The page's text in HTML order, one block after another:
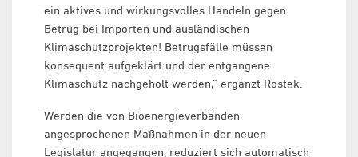
ein aktives und wirkungsvolles Handeln gegen
Betrug bei Importen und ausländischen
Klimaschutzprojekten! Betrugsfälle müssen
konsequent aufgeklärt und der entgangene
Klimaschutz nachgeholt werden,“ ergänzt Rostek.
Werden die von Bioenergieverbänden
angesprochenen Maßnahmen in der neuen
Legislatur angegangen, reduziert sich automatisch